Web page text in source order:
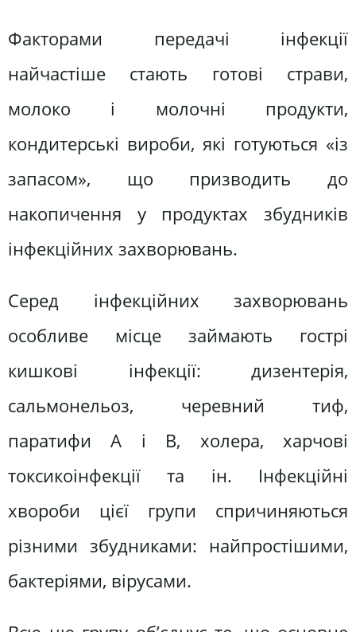
Факторами передачі інфекції
найчастіше стають готові страви,
молоко і молочні продукти,
кондитерські вироби, які готуються «із
запасом», що призводить до
накопичення у продуктах збудників
інфекційних захворювань.
Серед інфекційних захворювань
особливе місце займають гострі
кишкові інфекції: дизентерія,
сальмонельоз, черевний тиф,
паратифи А і В, холера, харчові
токсикоінфекції та ін. Інфекційні
хвороби цієї групи спричиняються
різними збудниками: найпростішими,
бактеріями, вірусами.